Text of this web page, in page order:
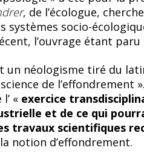
, de l’écologue,
systèmes socio-
l’ouvrage étant paru
un néologisme tiré du
de l’effondrement
« exercice
et de ce qui
travaux scientifiques
notion d’effondrement.